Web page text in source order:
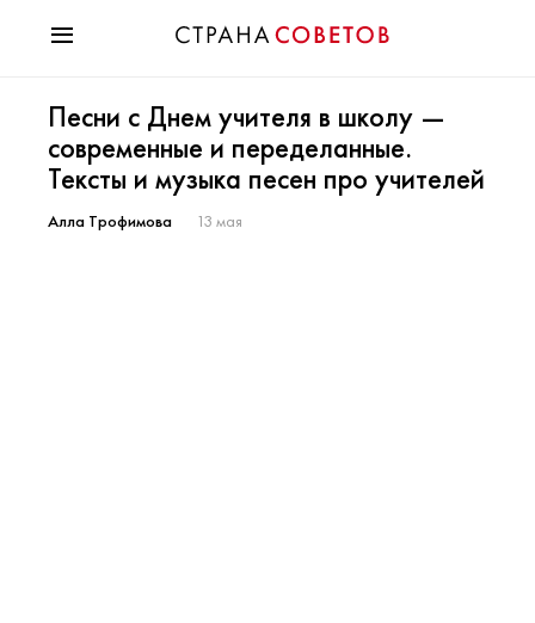
Мода
Звезды
Гороскопы
Здоровье
Песни с Днем учителя в школу —
современные и переделанные.
Тексты и музыка песен про учителей
Алла Трофимова 13 мая